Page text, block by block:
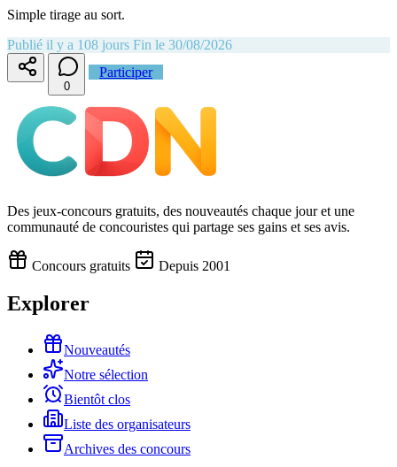
Simple tirage au sort.
Publié il y a 108 jours Fin le 30/08/2026
0
Participer
Des jeux-concours gratuits, des nouveautés chaque jour et une
communauté de concouristes qui partage ses gains et ses avis.
Concours gratuits Depuis 2001
Explorer
Nouveautés
Notre sélection
Bientôt clos
Liste des organisateurs
Archives des concours